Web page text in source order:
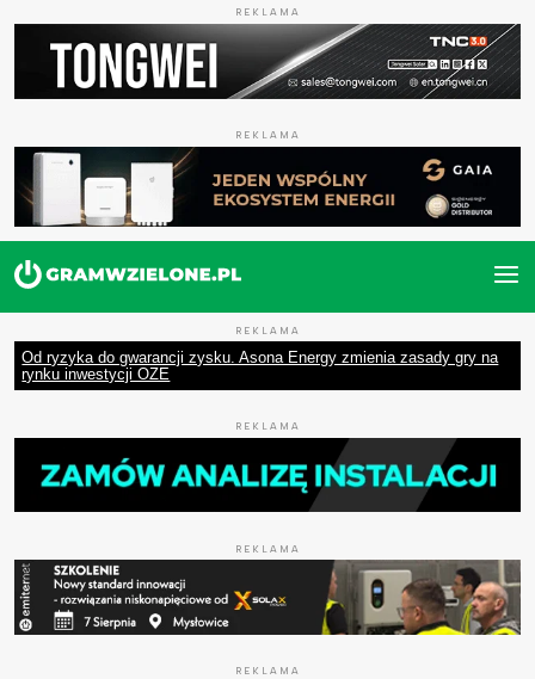
REKLAMA
REKLAMA
REKLAMA
Od ryzyka do gwarancji zysku. Asona Energy zmienia zasady gry na
rynku inwestycji OZE
REKLAMA
REKLAMA
REKLAMA